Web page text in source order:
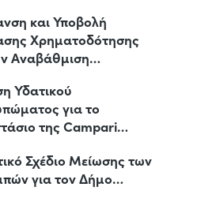
και Υποβολή
Χρηματοδότησης
Αναβάθμιση…
Υδατικού
για το
της Campari…
Σχέδιο Μείωσης των
για τον Δήμο…